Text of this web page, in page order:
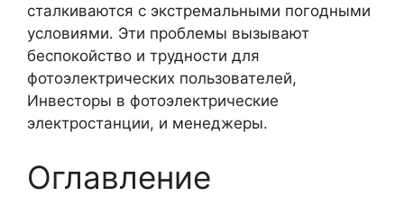
сталкиваются с экстремальными погодными
условиями. Эти проблемы вызывают
беспокойство и трудности для
фотоэлектрических пользователей,
Инвесторы в фотоэлектрические
электростанции, и менеджеры.
Оглавление